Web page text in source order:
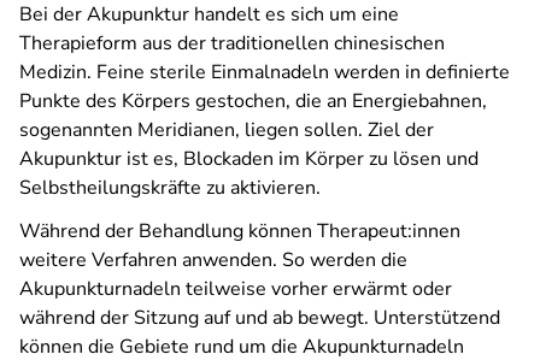
Bei der Akupunktur handelt es sich um eine
Therapieform aus der traditionellen chinesischen
Medizin. Feine sterile Einmalnadeln werden in definierte
Punkte des Körpers gestochen, die an Energiebahnen,
sogenannten Meridianen, liegen sollen. Ziel der
Akupunktur ist es, Blockaden im Körper zu lösen und
Selbstheilungskräfte zu aktivieren.
Während der Behandlung können Therapeut:innen
weitere Verfahren anwenden. So werden die
Akupunkturnadeln teilweise vorher erwärmt oder
während der Sitzung auf und ab bewegt. Unterstützend
können die Gebiete rund um die Akupunkturnadeln